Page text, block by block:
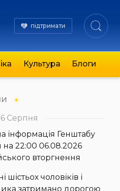
підтримати
Культура Блоги
6 Серпня
інформація Генштабу
на 22:00 06.08.2026
вторгнення
шістьох чоловіків і
затримано дорогою